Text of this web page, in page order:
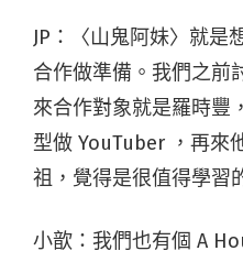
JP：〈山鬼阿妹〉就是
合作做準備。我們之前
來合作對象就是羅時豐
型做 YouTuber ，再來
祖，覺得是很值得學習
小歆：我們也有個 A